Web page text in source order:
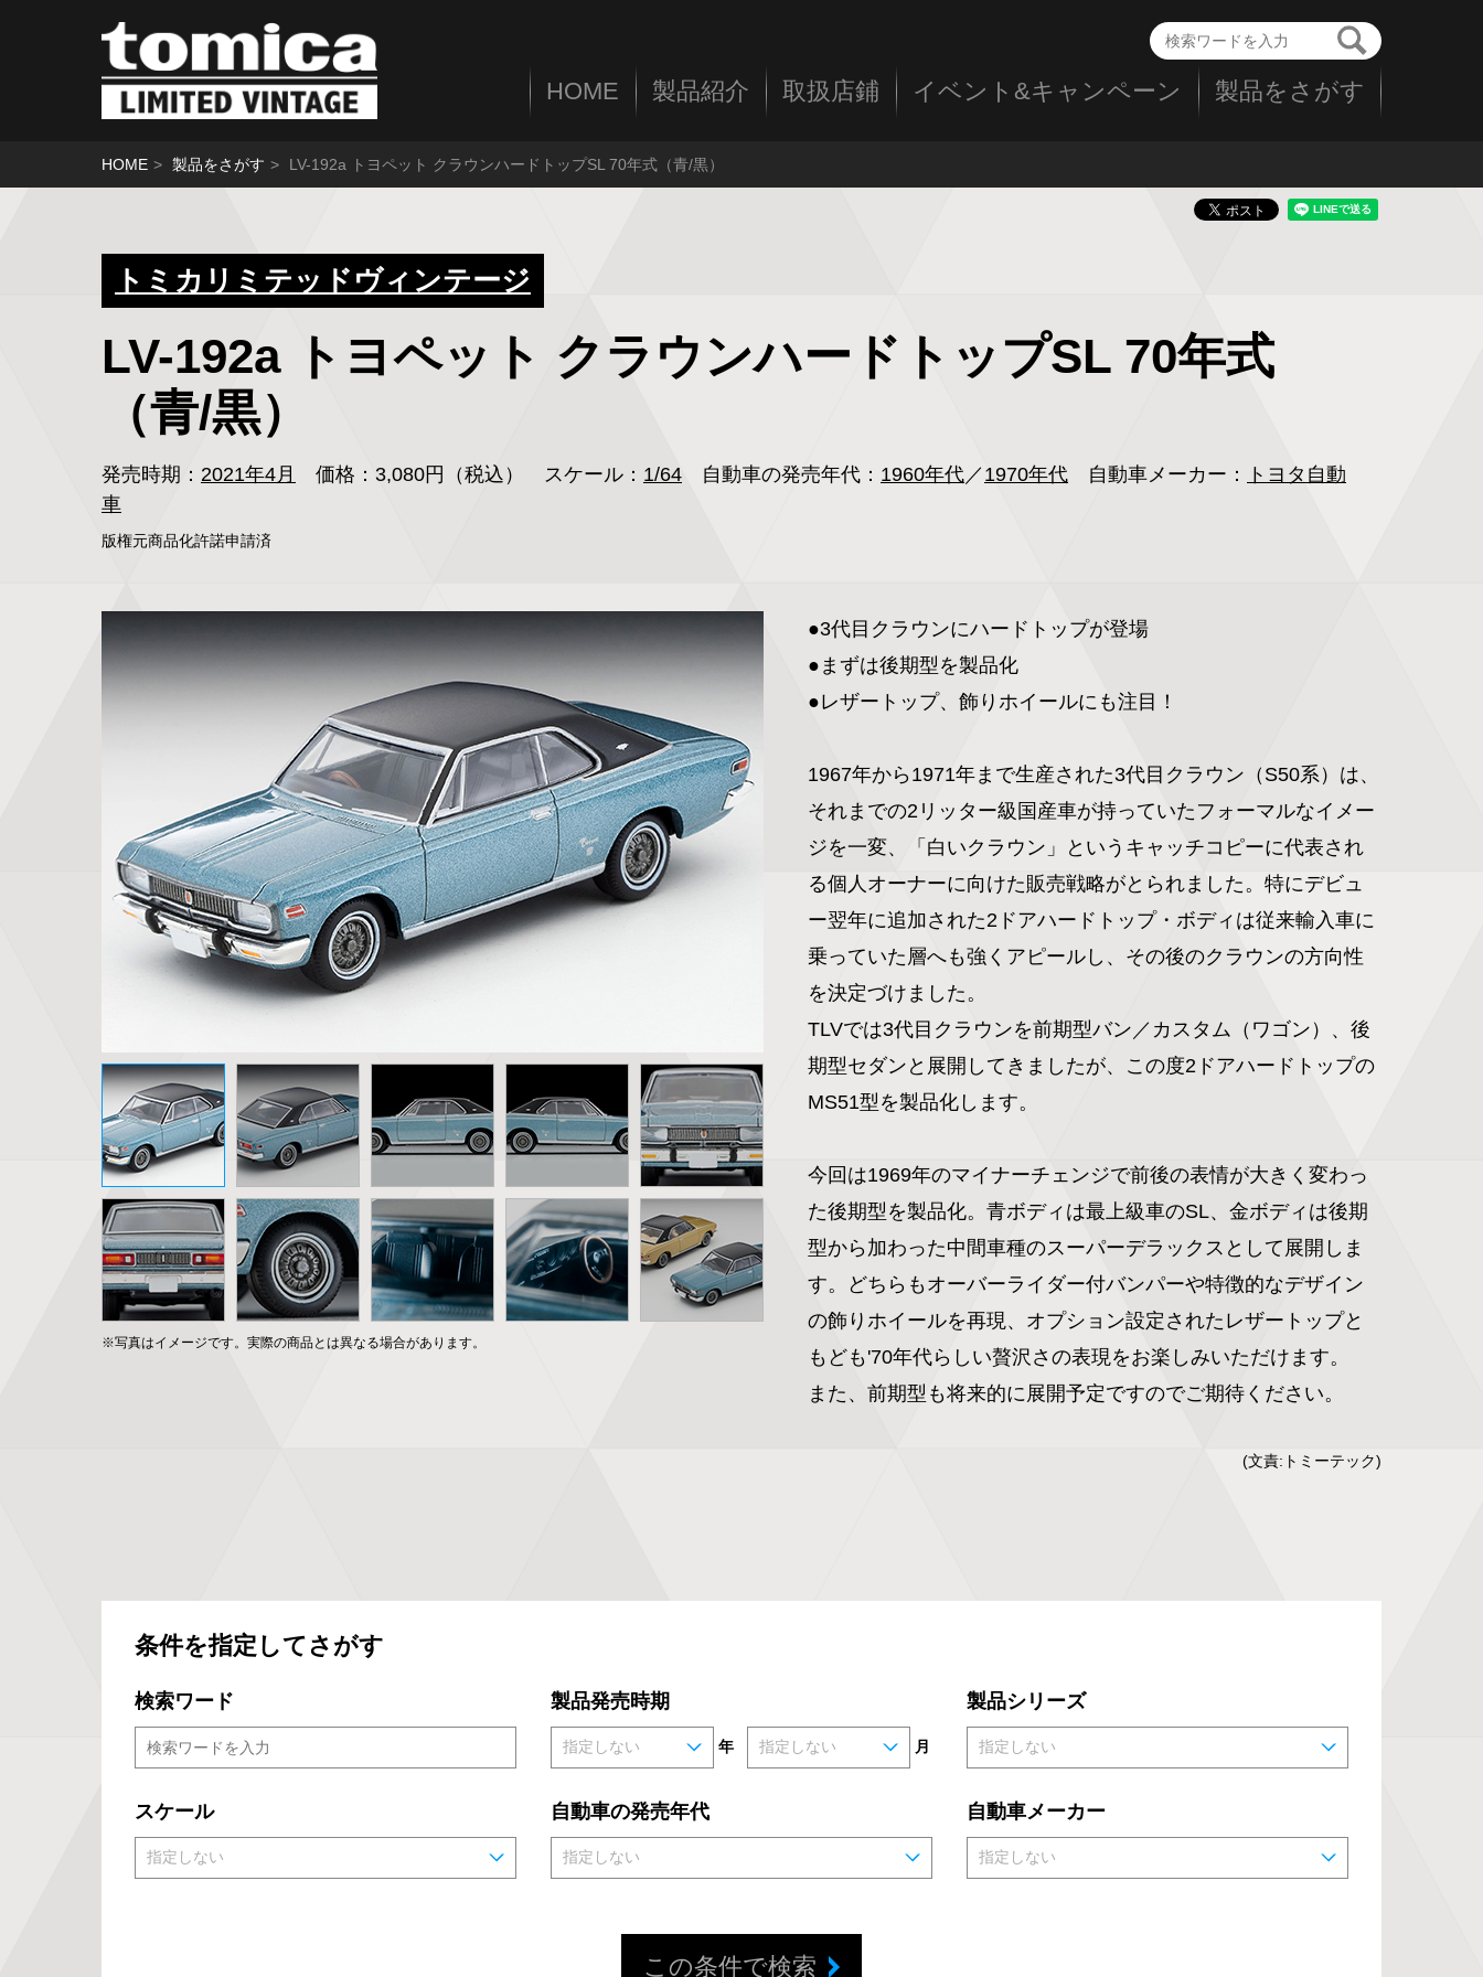
HOME 製品紹介 取扱店鋪 イベント&キャンペーン 製品をさがす
HOME 製品をさがす LV-192a トヨペット クラウンハードトップSL 70年式（青/黒）
トミカリミテッドヴィンテージ
LV-192a トヨペット クラウンハードトップSL 70年式
（青/黒）
発売時期： 2021年4月 価格：3,080円（税込） スケール： 1/64 自動車の発売年代： 1960年代 ／ 1970年代 自動車メーカー：
トヨタ自動
車
版権元商品化許諾申請済
※写真はイメージです。実際の商品とは異なる場合があります。
●3代目クラウンにハードトップが登場
●まずは後期型を製品化
●レザートップ、飾りホイールにも注目！
1967年から1971年まで生産された3代目クラウン（S50系）は、
それまでの2リッター級国産車が持っていたフォーマルなイメー
ジを一変、「白いクラウン」というキャッチコピーに代表され
る個人オーナーに向けた販売戦略がとられました。特にデビュ
ー翌年に追加された2ドアハードトップ・ボディは従来輸入車に
乗っていた層へも強くアピールし、その後のクラウンの方向性
を決定づけました。
TLVでは3代目クラウンを前期型バン／カスタム（ワゴン）、後
期型セダンと展開してきましたが、この度2ドアハードトップの
MS51型を製品化します。
今回は1969年のマイナーチェンジで前後の表情が大きく変わっ
た後期型を製品化。青ボディは最上級車のSL、金ボディは後期
型から加わった中間車種のスーパーデラックスとして展開しま
す。どちらもオーバーライダー付バンパーや特徴的なデザイン
の飾りホイールを再現、オプション設定されたレザートップと
もども'70年代らしい贅沢さの表現をお楽しみいただけます。
また、前期型も将来的に展開予定ですのでご期待ください。
(文責:トミーテック)
条件を指定してさがす
検索ワード 製品発売時期
年 月
製品シリーズ
スケール 自動車の発売年代 自動車メーカー
この条件で検索